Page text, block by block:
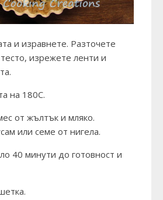
и изравнете. Разточете
изрежете ленти и
на 180С.
от жълтък и мляко.
или семе от нигела.
40 минути до готовност и